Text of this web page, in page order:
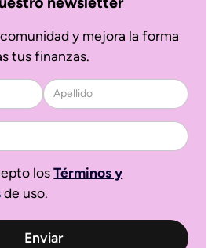
y mejora la forma
tus finanzas.
losTérminos y
de uso.